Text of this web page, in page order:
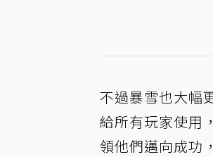
不過暴雪也大幅
給所有玩家使用
領他們邁向成功